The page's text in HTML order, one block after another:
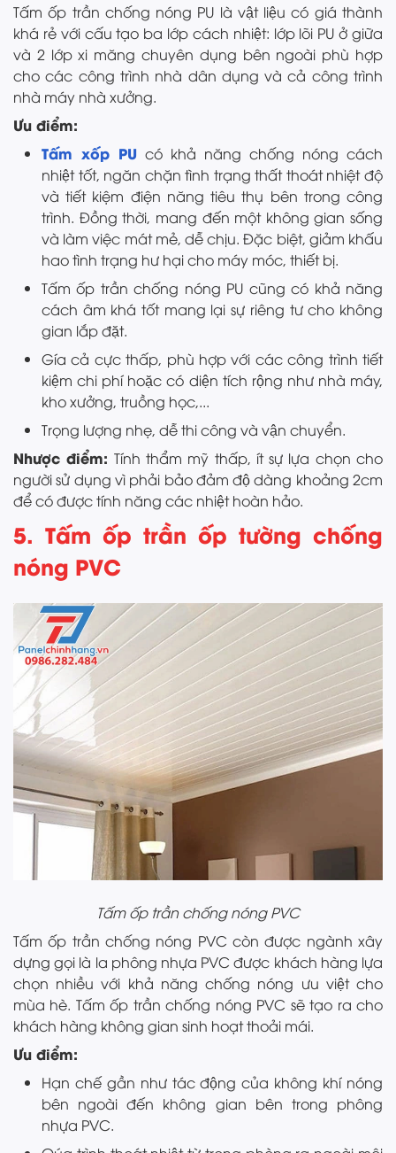
Tấm ốp trần chống nóng PU là vật liệu có giá thành
khá rẻ với cấu tạo ba lớp cách nhiệt: lớp lõi PU ở giữa
và 2 lớp xi măng chuyên dụng bên ngoài phù hợp
cho các công trình nhà dân dụng và cả công trình
nhà máy nhà xưởng.
Ưu điểm:
Tấm xốp PU có khả năng chống nóng cách
nhiệt tốt, ngăn chặn tình trạng thất thoát nhiệt độ
và tiết kiệm điện năng tiêu thụ bên trong công
trình. Đồng thời, mang đến một không gian sống
và làm việc mát mẻ, dễ chịu. Đặc biệt, giảm khấu
hao tình trạng hư hại cho máy móc, thiết bị.
Tấm ốp trần chống nóng PU cũng có khả năng
cách âm khá tốt mang lại sự riêng tư cho không
gian lắp đặt.
Gía cả cực thấp, phù hợp với các công trình tiết
kiệm chi phí hoặc có diện tích rộng như nhà máy,
kho xưởng, truồng học,...
Trọng lượng nhẹ, dễ thi công và vận chuyển.
Nhược điểm: Tính thẩm mỹ thấp, ít sự lựa chọn cho
người sử dụng vì phải bảo đảm độ dàng khoảng 2cm
để có được tính năng các nhiệt hoàn hảo.
5. Tấm ốp trần ốp tường chống
nóng PVC
Tấm ốp trần chống nóng PVC
Tấm ốp trần chống nóng PVC còn được ngành xây
dựng gọi là la phông nhựa PVC được khách hàng lựa
chọn nhiều với khả năng chống nóng ưu việt cho
mùa hè. Tấm ốp trần chống nóng PVC sẽ tạo ra cho
khách hàng không gian sinh hoạt thoải mái.
Ưu điểm:
Hạn chế gần như tác động của không khí nóng
bên ngoài đến không gian bên trong phông
nhựa PVC.